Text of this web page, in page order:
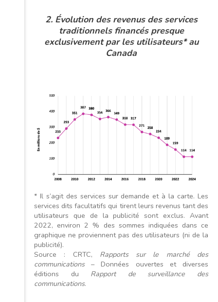
2. Évolutiondes revenus des services
traditionnels financés presque
exclusivement par les utilisateurs* au
Canada
* Il s’agit des services sur demande et à la carte. Les
services dits facultatifs qui tirent leurs revenus tant des
utilisateurs que de la publicité sont exclus. Avant
2022, environ 2 % des sommes indiquées dans ce
graphique ne proviennent pas des utilisateurs (ni de la
publicité).
Source : CRTC, Rapports sur le marché des
communications– Données ouvertes et diverses
éditions du Rapport de surveillance des
communications.